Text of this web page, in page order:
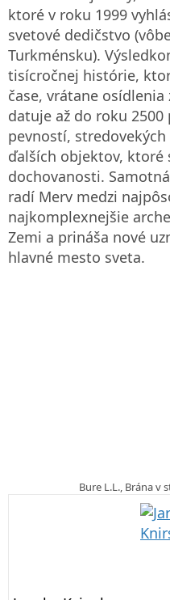
ktoré v roku 1999
svetové dedičstvo
Turkménsku).
tisícročnej histórie,
čase, vrátane
datuje až do roku
pevností,
ďalších objektov, ktoré
dochovanosti.
radí Merv medzi
najkomplexnejšie
Zemi a prináša nové
hlavné mesto sveta.
Bure L.L., Brána v